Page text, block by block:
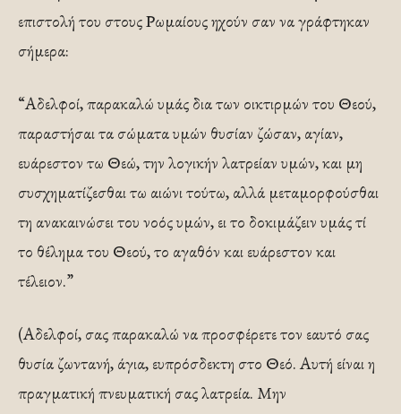
επιστολή του στους Ρωμαίους ηχούν σαν να γράφτηκαν
σήμερα:
“Αδελφοί, παρακαλώ υμάς δια των οικτιρμών του Θεού,
παραστήσαι τα σώματα υμών θυσίαν ζώσαν, αγίαν,
ευάρεστον τω Θεώ, την λογικήν λατρείαν υμών, και μη
συσχηματίζεσθαι τω αιώνι τούτω, αλλά μεταμορφούσθαι
τη ανακαινώσει του νοός υμών, ει το δοκιμάζειν υμάς τί
το θέλημα του Θεού, το αγαθόν και ευάρεστον και
τέλειον.”
(Αδελφοί, σας παρακαλώ να προσφέρετε τον εαυτό σας
θυσία ζωντανή, άγια, ευπρόσδεκτη στο Θεό. Αυτή είναι η
πραγματική πνευματική σας λατρεία. Μην